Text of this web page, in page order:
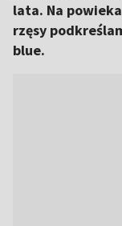
lata. Na
rzęsy
blue.